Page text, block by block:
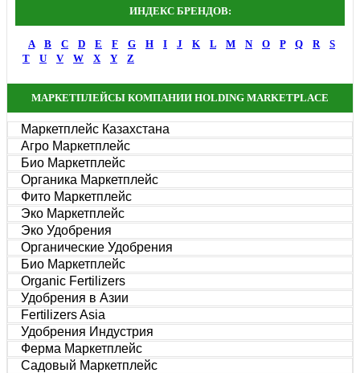
ИНДЕКС БРЕНДОВ:
A B C D E F G H I J K L M N O P Q R
S
T
U V W X Y Z
МАРКЕТПЛЕЙСЫ КОМПАНИИ HOLDING MARKETPLACE
Маркетплейс Казахстана
Агро Маркетплейс
Био Маркетплейс
Органика Маркетплейс
Фито Маркетплейс
Эко Маркетплейс
Эко Удобрения
Органические Удобрения
Био Маркетплейс
Organic Fertilizers
Удобрения в Азии
Fertilizers Asia
Удобрения Индустрия
Ферма Маркетплейс
Садовый Маркетплейс